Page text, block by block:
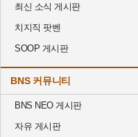
최신 소식 게시판
치지직 팟벤
SOOP 게시판
BNS 커뮤니티
BNS NEO 게시판
자유 게시판